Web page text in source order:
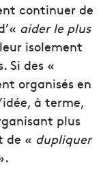
continuer de
aider le plus
isolement
Si des «
organisés en
à terme,
plus
de « dupliquer